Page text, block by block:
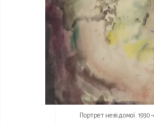
Портрет невідомої. 1930